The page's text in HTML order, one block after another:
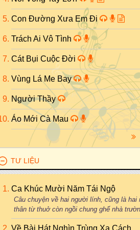
Con Đường Xưa Em Đi
Trách Ai Vô Tình
Cát Bụi Cuộc Đời
Vùng Lá Me Bay
Người Thầy
Áo Mới Cà Mau
TƯ LIỆU
Ca Khúc Mười Năm Tái Ngộ
Câu chuyện về hai người lính, cũng là hai
thân từ thuở còn ngồi chung ghế nhà
Về Bài Hát Nghìn Trùng Xa Cách